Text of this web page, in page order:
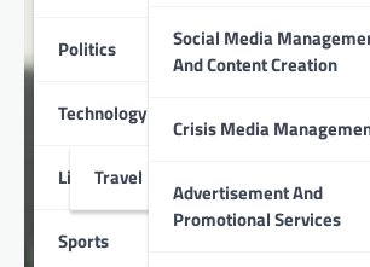
Politics
Technology
Lifestyle
Travel
Sports
Social Media
And Content Creation
Crisis Media
Advertisement And
Promotional Services